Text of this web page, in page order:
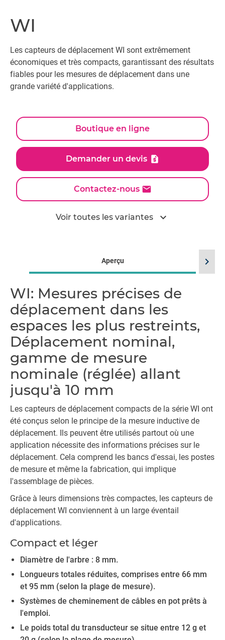
WI
Les capteurs de déplacement WI sont extrêmement
économiques et très compacts, garantissant des résultats
fiables pour les mesures de déplacement dans une
grande variété d'applications.
Boutique en ligne
Demander un devis
Contactez-nous
Voir toutes les variantes expand_more
Aperçu
WI: Mesures précises de
déplacement dans les
espaces les plus restreints,
Déplacement nominal,
gamme de mesure
nominale (réglée) allant
jusqu'à 10 mm
Les capteurs de déplacement compacts de la série WI ont
été conçus selon le principe de la mesure inductive de
déplacement. Ils peuvent être utilisés partout où une
application nécessite des informations précises sur le
déplacement. Cela comprend les bancs d'essai, les postes
de mesure et même la fabrication, qui implique
l'assemblage de pièces.
Grâce à leurs dimensions très compactes, les capteurs de
déplacement WI conviennent à un large éventail
d'applications.
Compact et léger
Diamètre de l'arbre : 8 mm.
Longueurs totales réduites, comprises entre 66 mm
et 95 mm (selon la plage de mesure).
Systèmes de cheminement de câbles en pot prêts à
l'emploi.
Le poids total du transducteur se situe entre 12 g et
chevron_right